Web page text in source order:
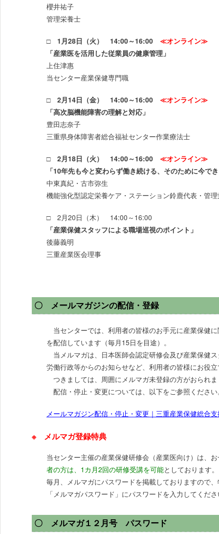
櫻井祐子
管理栄養士
□ 1月28日（火） 14:00～16:00 ≪オンライン≫
「産業医を活用した従業員の健康管理」
上住津惠
当センター産業保健専門職
□ 2月14日（金） 14:00～16:00 ≪オンライン≫
「高次脳機能障害の理解と対応」
豊田志奈子
三重県身体障害者総合福祉センター作業療法士
□ 2月18日（火） 14:00～16:00 ≪オンライン≫
「10年先も今と変わらず働き続ける、そのために今で
中東真紀・古市弥生
機能強化型認定栄養ケア・ステーション鈴鹿代表・管
□ 2月20日（木） 14:00～16:00
「産業保健スタッフによる職場巡視のポイント」
後藤義明
三重産業医会理事
〇 メールマガジンの配信・登録
当センターでは、利用者の皆様のお手元に産業保健
を配信しています（毎月15日を目途）。
当メルマガは、日本医師会認定研修会及び産業保健
労働行政等からのお知らせなど、利用者の皆様にお役
つきましては、周囲にメルマガ未登録の方がおられ
配信・停止・変更については、以下をご参照くださ
メールマガジン配信・停止・変更｜三重産業保健総合
※ メルマガ登録特典
当センター主催の産業保健研修会（産業医向け）は、
者の方は、1カ月2回の研修受講を可能としております。
毎月、メルマガにパスワードを掲載しておりますので
「メルマガパスワード」にパスワードを入力してくだ
〇 メルマガ１２月号 パスワード